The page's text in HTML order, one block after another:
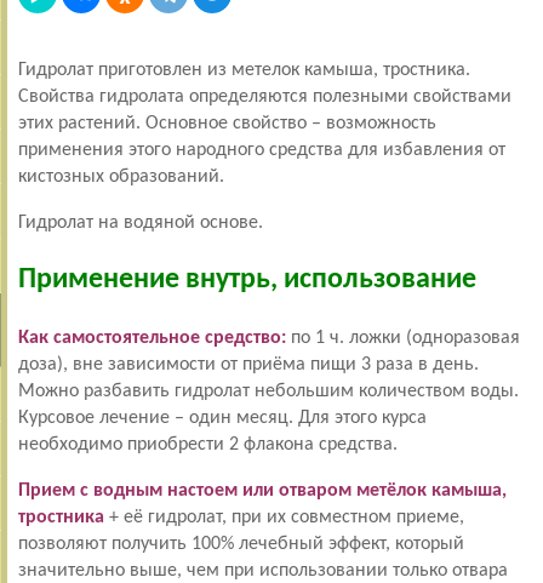
Гидролат приготовлен из метелок камыша, тростника.
Свойства гидролата определяются полезными свойствами
этих растений. Основное свойство – возможность
применения этого народного средства для избавления от
кистозных образований.
Гидролат на водяной основе.
Применение внутрь, использование
Как самостоятельное средство: по 1 ч. ложки (одноразовая
доза), вне зависимости от приёма пищи 3 раза в день.
Можно разбавить гидролат небольшим количеством воды.
Курсовое лечение – один месяц. Для этого курса
необходимо приобрести 2 флакона средства.
Прием с водным настоем или отваром метёлок камыша,
тростника + её гидролат, при их совместном приеме,
позволяют получить 100% лечебный эффект, который
значительно выше, чем при использовании только отвара